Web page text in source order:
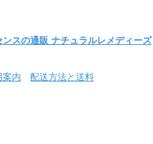
スの通販 ナチュラルレメディーズ
案内 配送方法と送料